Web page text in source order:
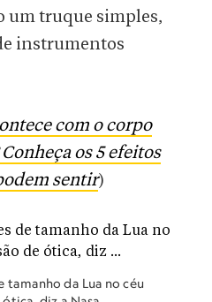
um truque simples,
instrumentos
com o corpo
os 5 efeitos
sentir)
tamanho da Lua no céu